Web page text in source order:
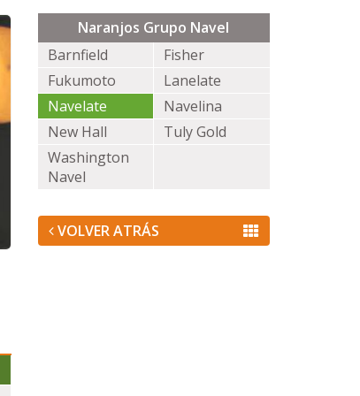
Naranjos Grupo Navel
Barnfield
Fisher
Fukumoto
Lanelate
Navelate
Navelina
New Hall
Tuly Gold
Washington
Navel
VOLVER ATRÁS